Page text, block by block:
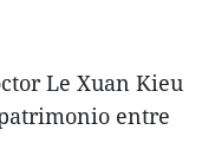
Le Xuan Kieu
entre